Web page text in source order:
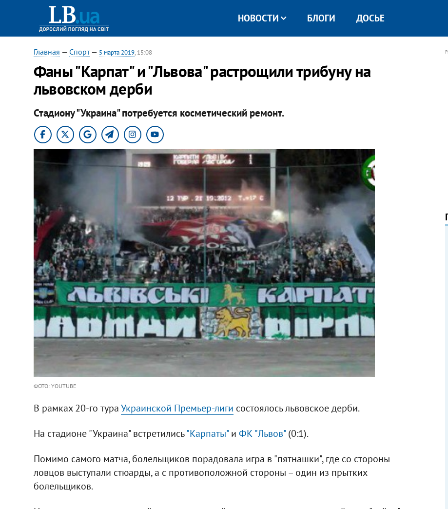
НОВОСТИ БЛОГИ ДОСЬЕ
Главная — Спорт— 5 марта 2019, 15:08
Фаны "Карпат" и "Львова" растрощили трибуну на
львовском дерби
Стадиону "Украина" потребуется косметический ремонт.
ФОТО: YOUTUBE
В рамках 20-го тураУкраинской Премьер-лиги состоялось львовское дерби.
На стадионе "Украина" встретились"Карпаты"и ФК "Львов"(0:1).
Помимо самого матча, болельщиков порадовала игра в "пятнашки", где со стороны
ловцов выступали стюарды, а с противоположной стороны – один из прытких
болельщиков.